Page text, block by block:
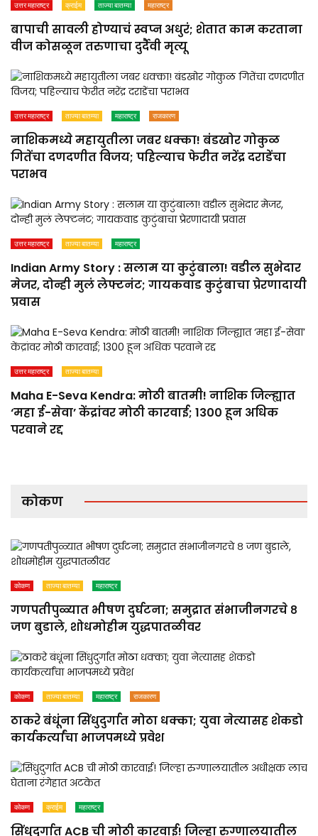
उत्तर महाराष्ट्र क्राईम ताज्या बातम्या महाराष्ट्र
बापाची सावली होण्याचं स्वप्न अधुरं; शेतात काम करताना
वीज कोसळून तरुणाचा दुर्दैवी मृत्यू
उत्तर महाराष्ट्र ताज्या बातम्या महाराष्ट्र राजकारण
नाशिकमध्ये महायुतीला जबर धक्का! बंडखोर गोकुळ
गितेंचा दणदणीत विजय; पहिल्याच फेरीत नरेंद्र दराडेंचा
पराभव
उत्तर महाराष्ट्र ताज्या बातम्या महाराष्ट्र
Indian Army Story : सलाम या कुटुंबाला! वडील सुभेदार
मेजर, दोन्ही मुलं लेफ्टनंट; गायकवाड कुटुंबाचा प्रेरणादायी
प्रवास
उत्तर महाराष्ट्र ताज्या बातम्या
Maha E-Seva Kendra: मोठी बातमी! नाशिक जिल्ह्यात
‘महा ई-सेवा’ केंद्रांवर मोठी कारवाई; 1300 हून अधिक
परवाने रद्द
कोकण
कोकण ताज्या बातम्या महाराष्ट्र
गणपतीपुळ्यात भीषण दुर्घटना; समुद्रात संभाजीनगरचे ८
जण बुडाले, शोधमोहीम युद्धपातळीवर
कोकण ताज्या बातम्या महाराष्ट्र राजकारण
ठाकरे बंधूंना सिंधुदुर्गात मोठा धक्का; युवा नेत्यासह शेकडो
कार्यकर्त्यांचा भाजपमध्ये प्रवेश
कोकण क्राईम महाराष्ट्र
सिंधुदुर्गात ACB ची मोठी कारवाई! जिल्हा रुग्णालयातील